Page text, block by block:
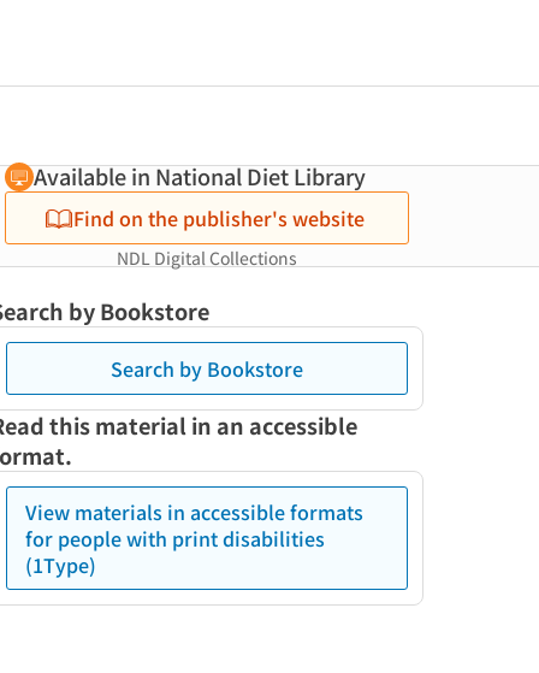
Available in National Diet Library
Find on the publisher's website
NDL Digital Collections
by Bookstore
Search by Bookstore
this material in an accessible
View materials in accessible formats
for people with print disabilities
(1Type)